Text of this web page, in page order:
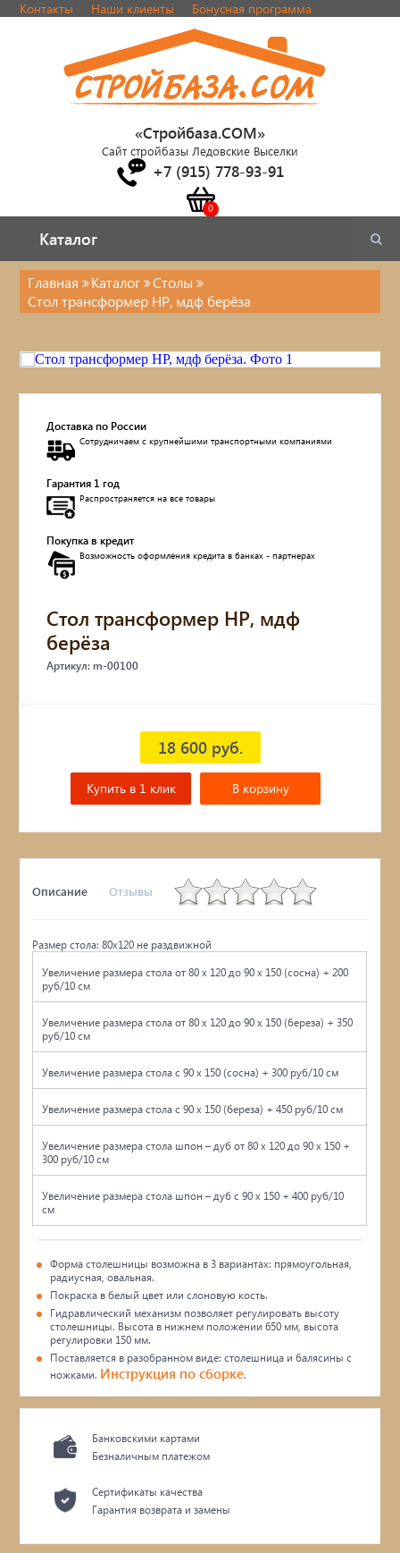
Контакты Наши клиенты Бонусная программа
«Стройбаза.COM»
Сайт стройбазы Ледовские Выселки
+7 (915) 778-93-91
Каталог
Каталог
Каталог
Обувницы
Комоды, тумбы
Столы
Мебель с искусственным старением
Двухъярусные кровати
Кухонные уголки
Подвесные кресла
Главная Каталог
Столы
Стол трансформер НР, мдф берёза
Доставка по России
Сотрудничаем с крупнейшими транспортными компаниями
Гарантия 1 год
Распространяется на все товары
Покупка в кредит
Возможность оформления кредита в банках - партнерах
Стол трансформер НР, мдф
берёза
Артикул: m-00100
18 600 руб.
В корзину
Купить в 1 клик
Описание Отзывы
Размер стола: 80х120 не раздвижной
Увеличение размера стола от 80 x 120 до 90 x 150 (сосна) + 200
руб/10 см
Увеличение размера стола от 80 x 120 до 90 x 150 (береза) + 350
руб/10 см
Увеличение размера стола с 90 x 150 (сосна) + 300 руб/10 см
Увеличение размера стола с 90 x 150 (береза) + 450 руб/10 см
Увеличение размера стола шпон – дуб от 80 x 120 до 90 x 150 +
300 руб/10 см
Увеличение размера стола шпон – дуб с 90 x 150 + 400 руб/10
см
Форма столешницы возможна в 3 вариантах: прямоугольная,
радиусная, овальная.
Покраска в белый цвет или слоновую кость.
Гидравлический механизм позволяет регулировать высоту
столешницы. Высота в нижнем положении 650 мм, высота
регулировки 150 мм.
Поставляется в разобранном виде: столешница и балясины с
ножками. Инструкция по сборке.
Банковскими картами
Безналичным платежом
Сертификаты качества
Гарантия возврата и замены